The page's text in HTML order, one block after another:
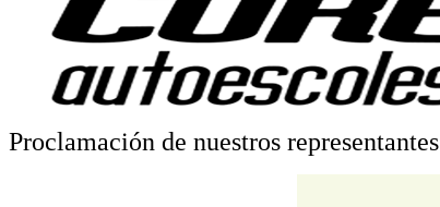
Proclamación de nuestros